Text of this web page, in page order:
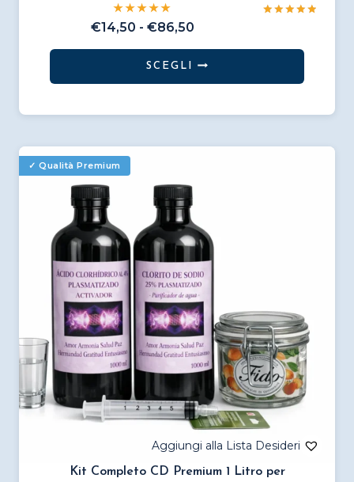
€14,50 - €86,50
prezzo:
a
SCEGLI
prodotto
più
varianti.
opzioni
possono
essere
scelte
nella
pagina
del
prodotto
Kit Completo CD Premium 1 Litro per